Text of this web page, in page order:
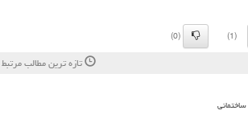
(1)
(0)
تازه ترین مطالب مرتبط